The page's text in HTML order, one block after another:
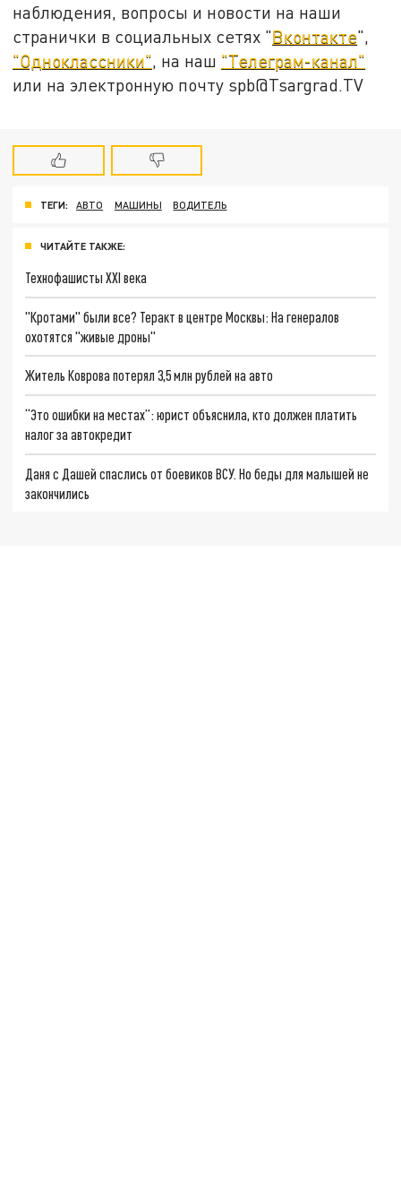
наблюдения, вопросы и новости на наши
странички в социальных сетях "Вконтакте",
"Одноклассники" , на наш "Телеграм-канал"
или на электронную почту spb@Tsargrad.TV
ТЕГИ: АВТО МАШИНЫ ВОДИТЕЛЬ
ЧИТАЙТЕ ТАКЖЕ:
Технофашисты XXI века
"Кротами" были все? Теракт в центре Москвы: На генералов
охотятся "живые дроны"
Житель Коврова потерял 3,5 млн рублей на авто
“Это ошибки на местах”: юрист объяснила, кто должен платить
налог за автокредит
Даня с Дашей спаслись от боевиков ВСУ. Но беды для малышей не
закончились